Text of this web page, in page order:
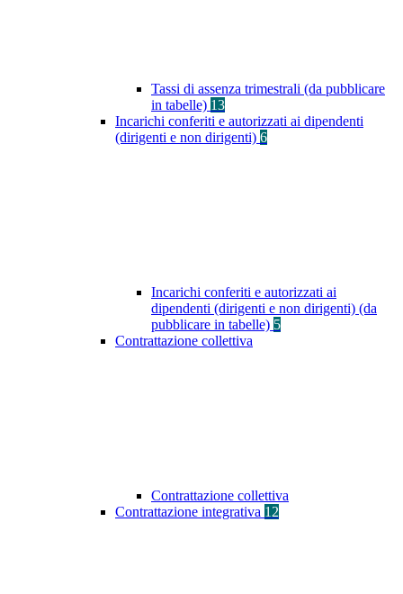
Tassi di assenza trimestrali (da pubblicare
in tabelle) 13
Incarichi conferiti e autorizzati ai dipendenti
(dirigenti e non dirigenti) 6
Incarichi conferiti e autorizzati ai
dipendenti (dirigenti e non dirigenti) (da
pubblicare in tabelle) 5
Contrattazione collettiva
Contrattazione collettiva
Contrattazione integrativa 12